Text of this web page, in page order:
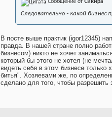
Сообщение от Сикира
Следовательно - какой бизнес
В посте выше практик (igor12345)
правда. В нашей стране полно
бизнесом) никто не хочет
который бы этого не хотел (не
видеть себя в этом бизнесе
битья". Хозяевами же, по
сделано для того, чтобы